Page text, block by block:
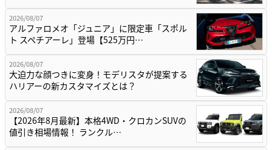
2026/08/07
アルファロメオ「ジュニア」に限定車「スポル
ト スペチアーレ」登場【525万円…
2026/08/07
大迫力な顔つきに変身！モデリスタが提案する
ハリアーの新カスタマイズとは？
2026/08/07
【2026年8月最新】本格4WD・クロカンSUVの
値引き相場情報！ ランクル…